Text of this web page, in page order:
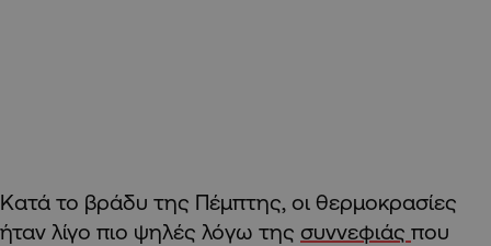
Κατά το βράδυ της Πέμπτης, οι θερμοκρασίες
ήταν λίγο πιο ψηλές λόγω της συννεφιάς που